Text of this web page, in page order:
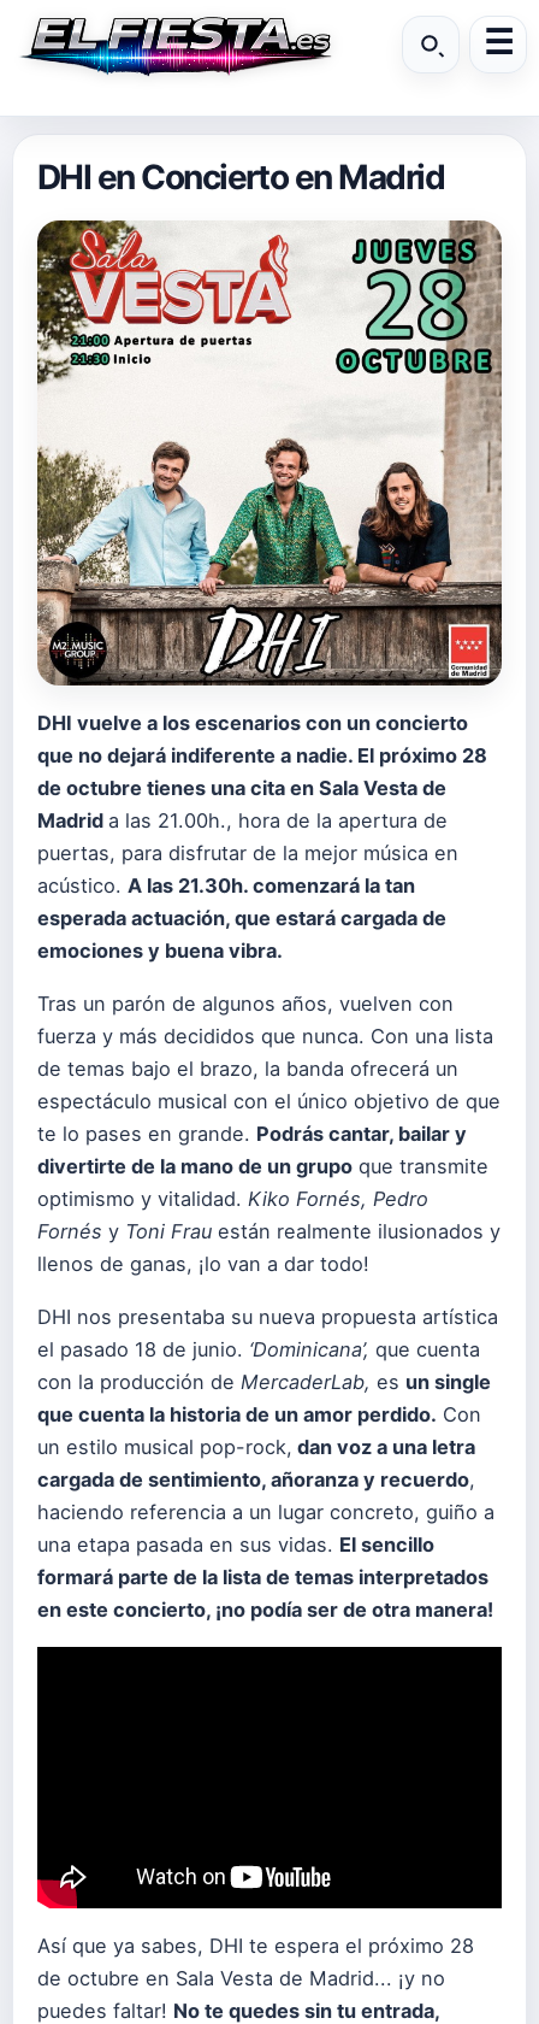
DHI en Concierto en Madrid
DHI vuelve a los escenarios con un concierto
que no dejará indiferente a nadie. El próximo 28
de octubre tienes una cita en Sala Vesta de
Madrid a las 21.00h., hora de la apertura de
puertas, para disfrutar de la mejor música en
acústico. A las 21.30h. comenzará la tan
esperada actuación, que estará cargada de
emociones y buena vibra.
Tras un parón de algunos años, vuelven con
fuerza y más decididos que nunca. Con una lista
de temas bajo el brazo, la banda ofrecerá un
espectáculo musical con el único objetivo de que
te lo pases en grande. Podrás cantar, bailar y
divertirte de la mano de un grupo que transmite
optimismo y vitalidad. Kiko Fornés, Pedro
Fornés y Toni Frau están realmente ilusionados y
llenos de ganas, ¡lo van a dar todo!
DHI nos presentaba su nueva propuesta artística
el pasado 18 de junio. ‘Dominicana’, que cuenta
con la producción de MercaderLab, es un single
que cuenta la historia de un amor perdido. Con
un estilo musical pop-rock, dan voz a una letra
cargada de sentimiento, añoranza y recuerdo,
haciendo referencia a un lugar concreto, guiño a
una etapa pasada en sus vidas. El sencillo
formará parte de la lista de temas interpretados
en este concierto, ¡no podía ser de otra manera!
Así que ya sabes, DHI te espera el próximo 28
de octubre en Sala Vesta de Madrid... ¡y no
puedes faltar! No te quedes sin tu entrada,